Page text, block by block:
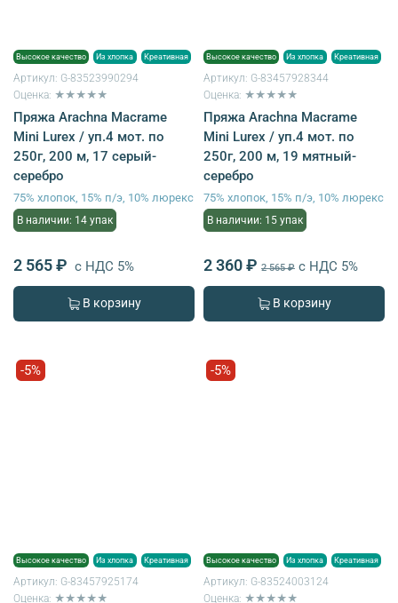
Высокое качество Из хлопка Креативная
Артикул: G-83523990294
Оценка: ★★★★★
Пряжа Arachna Macrame
Mini Lurex / уп.4 мот. по
250г, 200 м, 17 серый-
серебро
75% хлопок, 15% п/э, 10% люрекс
В наличии: 14 упак
2 565 ₽ с НДС 5%
В корзину
Высокое качество Из хлопка Креативная
Артикул: G-83457928344
Оценка: ★★★★★
Пряжа Arachna Macrame
Mini Lurex / уп.4 мот. по
250г, 200 м, 19 мятный-
серебро
75% хлопок, 15% п/э, 10% люрекс
В наличии: 15 упак
2 360 ₽ 2 565 ₽ с НДС 5%
В корзину
-5%
Высокое качество Из хлопка Креативная
Артикул: G-83457925174
Оценка: ★★★★★
-5%
Высокое качество Из хлопка Креативная
Артикул: G-83524003124
Оценка: ★★★★★